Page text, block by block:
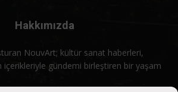
Hakkımızda
NouvArt; kültür sanat haberleri,
gündemi birleştiren bir yaşam